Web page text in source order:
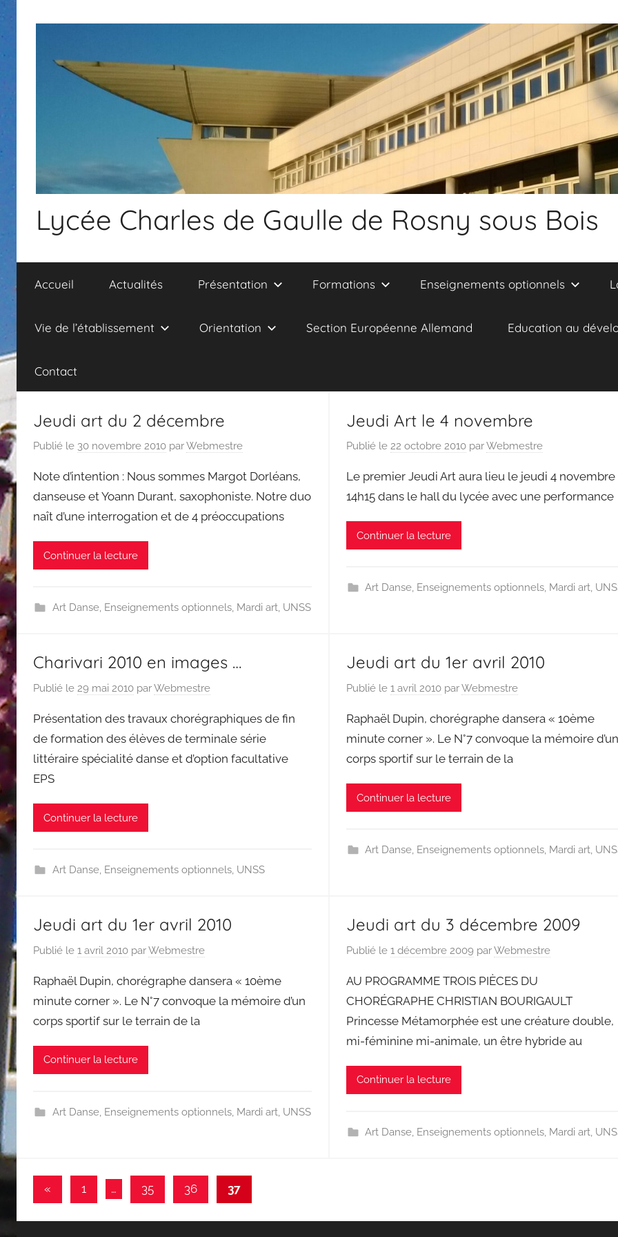
Lycée Charles de Gaulle de Rosny sous Bois
Accueil Actualités Présentation Formations Enseignements optionnels
Vie de l’établissement Orientation Section Européenne Allemand Education au
Contact
Jeudi art du 2 décembre
Publié le 30 novembre 2010 parWebmestre
Note d’intention : Nous sommes Margot Dorléans,
danseuse et Yoann Durant, saxophoniste. Notre duo
naît d’une interrogation et de 4 préoccupations
Continuer la lecture
Art Danse, Enseignements optionnels, Mardi art, UNSS
Jeudi Art le 4 novembre
Publié le 22 octobre 2010parWebmestre
Le premier Jeudi Art aura lieu le jeudi 4 novembre
14h15 dans le hall du lycée avec une performance
Continuer la lecture
Art Danse, Enseignements optionnels, Mardi art,
Charivari 2010 en images …
Publié le 29 mai 2010 parWebmestre
Présentation des travaux chorégraphiques de fin
de formation des élèves de terminale série
littéraire spécialité danse et d’option facultative
EPS
Continuer la lecture
Art Danse, Enseignements optionnels, UNSS
Jeudi art du 1er avril 2010
Publié le 1 avril 2010parWebmestre
Raphaël Dupin, chorégraphe dansera « 10ème
minute corner ». Le N°7 convoque la mémoire d’un
corps sportif sur le terrain de la
Continuer la lecture
Art Danse, Enseignements optionnels, Mardi art,
Jeudi art du 1er avril 2010
Publié le 1 avril 2010 parWebmestre
Raphaël Dupin, chorégraphe dansera « 10ème
minute corner ». Le N°7 convoque la mémoire d’un
corps sportif sur le terrain de la
Continuer la lecture
Art Danse, Enseignements optionnels, Mardi art, UNSS
Jeudi art du 3 décembre 2009
Publié le 1 décembre 2009 parWebmestre
AU PROGRAMME TROIS PIÈCES DU
CHORÉGRAPHE CHRISTIAN BOURIGAULT
Princesse Métamorphée est une créature double,
mi-féminine mi-animale, un être hybride au
Continuer la lecture
Art Danse, Enseignements optionnels, Mardi art,
Pagination
« Publications
1 … 35 36 37